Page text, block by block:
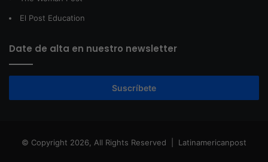
El Post Education
Date de alta en nuestro newsletter
Suscríbete
© Copyright 2026, All Rights Reserved | Latinamericanpost